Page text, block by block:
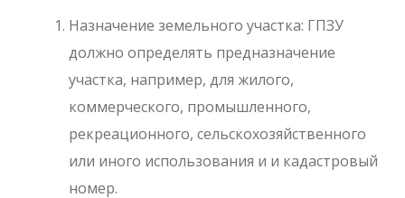
Назначение земельного участка: ГПЗУ
должно определять предназначение
участка, например, для жилого,
коммерческого, промышленного,
рекреационного, сельскохозяйственного
или иного использования и и кадастровый
номер.